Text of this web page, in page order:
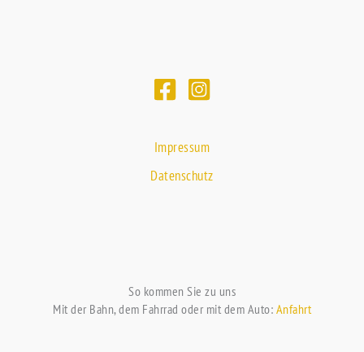
Impressum
Datenschutz
So kommen Sie zu uns
Mit der Bahn, dem Fahrrad oder mit dem Auto: Anfahrt